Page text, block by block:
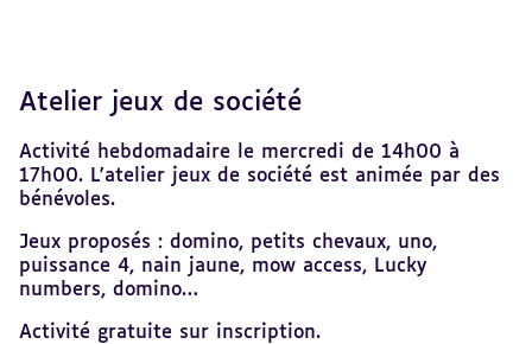
Atelier jeux de société
Activité hebdomadaire le mercredi de 14h00 à
17h00. L'atelier jeux de société est animée par des
bénévoles.
Jeux proposés : domino, petits chevaux, uno,
puissance 4, nain jaune, mow access, Lucky
numbers, domino…
Activité gratuite sur inscription.